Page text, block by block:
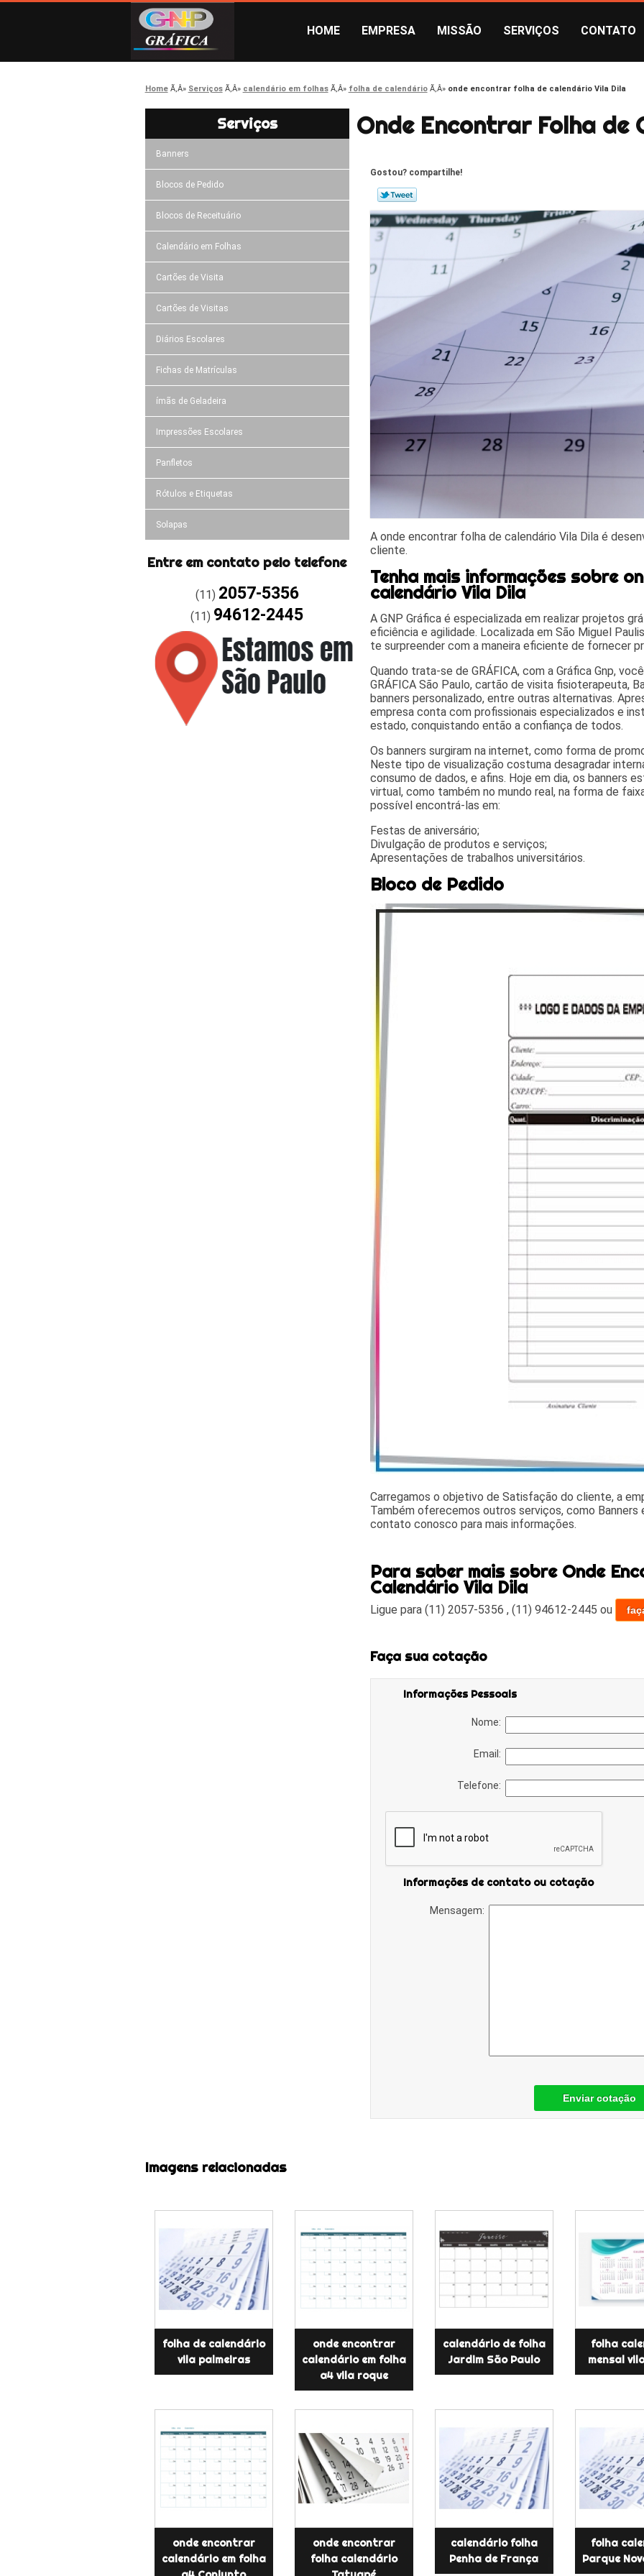
HOME EMPRESA MISSÃO SERVIÇOS CONTATO
Home Serviços calendário em folhas folha de calendário onde encontrar folha de calendário Vila Dila
Serviços
Banners
Blocos de Pedido
Blocos de Receituário
Calendário em Folhas
Cartões de Visita
Cartões de Visitas
Diários Escolares
Fichas de Matrículas
ímãs de Geladeira
Impressões Escolares
Panfletos
Rótulos e Etiquetas
Solapas
Entre em contato pelo telefone
(11) 2057-5356
(11) 94612-2445
Onde Encontrar Folha de
Gostou? compartilhe!
A onde encontrar folha de calendário Vila Dila é
cliente.
Tenha mais informações sobre
calendário Vila Dila
A GNP Gráfica é especializada em realizar projetos
eficiência e agilidade. Localizada em São Miguel
te surpreender com a maneira eficiente de fornecer
Quando trata-se de GRÁFICA, com a Gráfica Gnp,
GRÁFICA São Paulo, cartão de visita fisioterapeuta,
banners personalizado, entre outras alternativas.
empresa conta com profissionais especializados e
estado, conquistando então a confiança de todos.
Os banners surgiram na internet, como forma de
Neste tipo de visualização costuma desagradar
consumo de dados, e afins. Hoje em dia, os banners
virtual, como também no mundo real, na forma de
possível encontrá-las em:
Festas de aniversário;
Divulgação de produtos e serviços;
Apresentações de trabalhos universitários.
Bloco de Pedido
Carregamos o objetivo de Satisfação do cliente, a
Também oferecemos outros serviços, como Banners
contato conosco para mais informações.
Para saber mais sobre Onde
Calendário Vila Dila
Ligue para(11) 2057-5356 ,(11) 94612-2445 ou
Faça sua cotação
Informações Pessoais
Nome:
Email:
Telefone:
Informações de contato ou cotação
Mensagem:
Enviar cotação
Imagens relacionadas
folha de calendário
vila palmeiras
onde encontrar
calendário em folha
a4 vila roque
calendário de folha
Jardim São Paulo
folha
mensal
onde encontrar
calendário em folha
onde encontrar
folha calendário
calendário folha
Penha de França
folha
Parque